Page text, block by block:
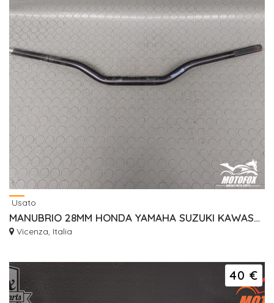
Usato
MANUBRIO 28MM HONDA YAMAHA SUZUKI KAWASAKI KTM RENTHAL
Vicenza, Italia
40 €